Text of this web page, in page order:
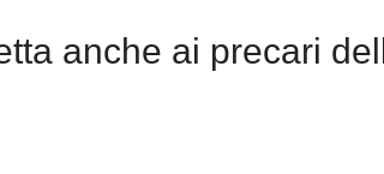
anche ai precari